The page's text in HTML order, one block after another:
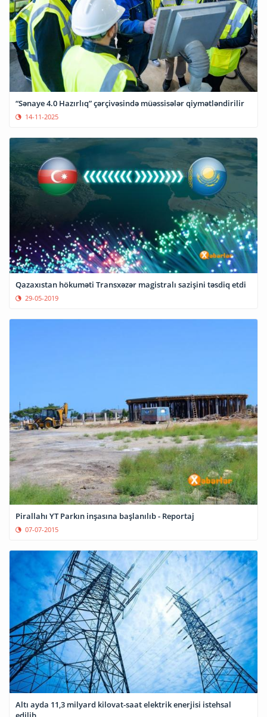
“Sənaye 4.0 Hazırlıq” çərçivəsində müəssisələr qiymətləndirilir
14-11-2025
Qazaxıstan hökuməti Transxəzər magistralı sazişini təsdiq etdi
29-05-2019
Pirallahı YT Parkın inşasına başlanılıb - Reportaj
07-07-2015
Altı ayda 11,3 milyard kilovat-saat elektrik enerjisi istehsal